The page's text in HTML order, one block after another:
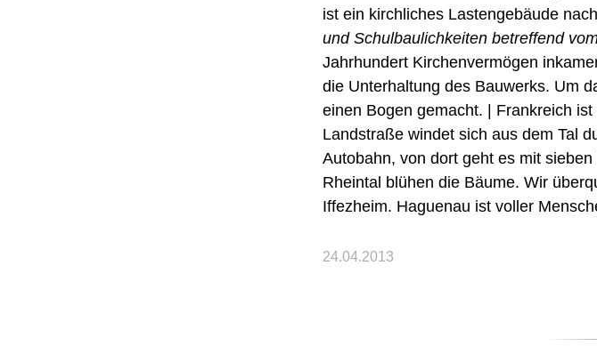
ist ein kirchliches Lastengebäude
und Schulbaulichkeiten betreffend
Jahrhundert Kirchenvermögen
die Unterhaltung des Bauwerks. Um
einen Bogen gemacht. | Frankreich
Landstraße windet sich aus dem Tal
Autobahn, von dort geht es mit
Rheintal blühen die Bäume. Wir
Iffezheim. Haguenau ist voller
24.04.2013